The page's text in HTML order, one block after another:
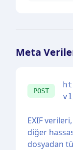
Meta
POST
EXIF
diğer
dosyadan